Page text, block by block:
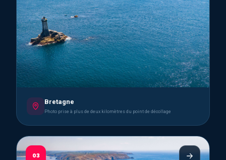
Bretagne
Photo prise à plus de deux kilomètres du point de décollage
03